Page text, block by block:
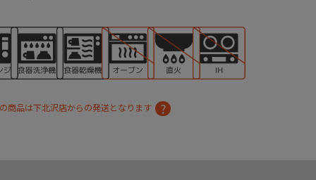
商品は下北沢店からの発送となります